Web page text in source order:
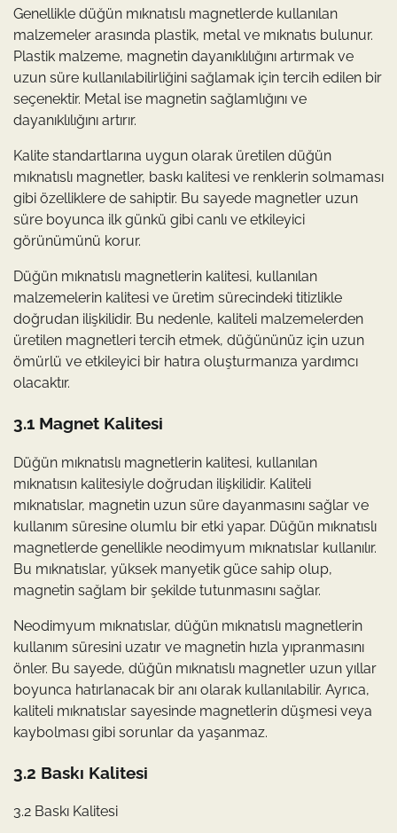
Genellikle düğün mıknatıslı magnetlerde kullanılan
malzemeler arasında plastik, metal ve mıknatıs bulunur.
Plastik malzeme, magnetin dayanıklılığını artırmak ve
uzun süre kullanılabilirliğini sağlamak için tercih edilen bir
seçenektir. Metal ise magnetin sağlamlığını ve
dayanıklılığını artırır.
Kalite standartlarına uygun olarak üretilen düğün
mıknatıslı magnetler, baskı kalitesi ve renklerin solmaması
gibi özelliklere de sahiptir. Bu sayede magnetler uzun
süre boyunca ilk günkü gibi canlı ve etkileyici
görünümünü korur.
Düğün mıknatıslı magnetlerin kalitesi, kullanılan
malzemelerin kalitesi ve üretim sürecindeki titizlikle
doğrudan ilişkilidir. Bu nedenle, kaliteli malzemelerden
üretilen magnetleri tercih etmek, düğününüz için uzun
ömürlü ve etkileyici bir hatıra oluşturmanıza yardımcı
olacaktır.
3.1 Magnet Kalitesi
Düğün mıknatıslı magnetlerin kalitesi, kullanılan
mıknatısın kalitesiyle doğrudan ilişkilidir. Kaliteli
mıknatıslar, magnetin uzun süre dayanmasını sağlar ve
kullanım süresine olumlu bir etki yapar. Düğün mıknatıslı
magnetlerde genellikle neodimyum mıknatıslar kullanılır.
Bu mıknatıslar, yüksek manyetik güce sahip olup,
magnetin sağlam bir şekilde tutunmasını sağlar.
Neodimyum mıknatıslar, düğün mıknatıslı magnetlerin
kullanım süresini uzatır ve magnetin hızla yıpranmasını
önler. Bu sayede, düğün mıknatıslı magnetler uzun yıllar
boyunca hatırlanacak bir anı olarak kullanılabilir. Ayrıca,
kaliteli mıknatıslar sayesinde magnetlerin düşmesi veya
kaybolması gibi sorunlar da yaşanmaz.
3.2 Baskı Kalitesi
3.2 Baskı Kalitesi